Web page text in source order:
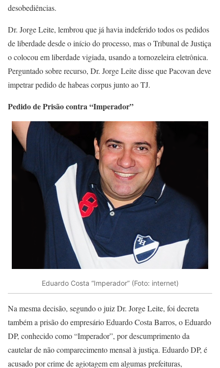
desobediências.
Dr. Jorge Leite, lembrou que já havia indeferido todos os pedidos
de liberdade desde o início do processo, mas o Tribunal de Justiça
o colocou em liberdade vigiada, usando a tornozeleira eletrônica.
Perguntado sobre recurso, Dr. Jorge Leite disse que Pacovan deve
impetrar pedido de habeas corpus junto ao TJ.
Pedido de Prisão contra “Imperador”
Eduardo Costa “Imperador” (Foto: internet)
Na mesma decisão, segundo o juiz Dr. Jorge Leite, foi decreta
também a prisão do empresário Eduardo Costa Barros, o Eduardo
DP, conhecido como “Imperador”, por descumprimento da
cautelar de não comparecimento mensal à justiça. Eduardo DP, é
acusado por crime de agiotagem em algumas prefeituras,